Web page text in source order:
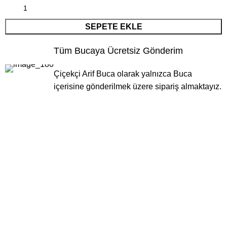
SEPETE EKLE
Tüm Bucaya Ücretsiz Gönderim
Çiçekçi Arif Buca olarak yalnızca Buca
içerisine gönderilmek üzere sipariş almaktayız.